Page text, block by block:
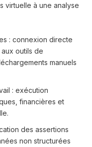
virtuelle à une analyse
: connexion directe
outils de
manuels
: exécution
financières et
des assertions
non structurées